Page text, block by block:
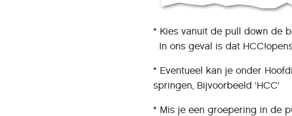
* Kies vanuit de pull down de
In ons geval is dat
* Eventueel kan je onder
springen, Bijvoorbeeld 'HCC'
* Mis je een groepering in de